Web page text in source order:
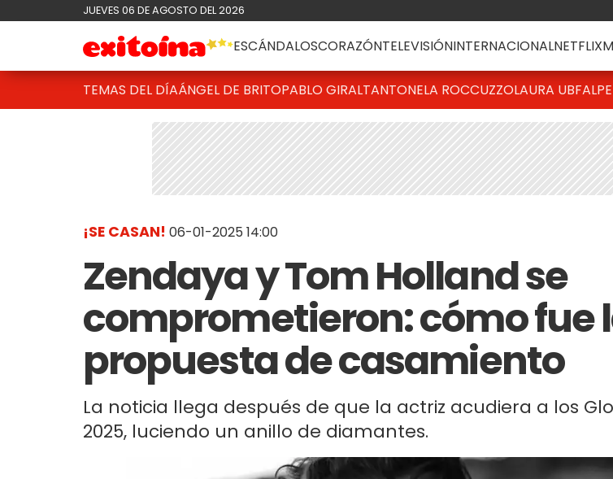
JUEVES 06 DE AGOSTO DEL 2026
ESCÁNDALOSCORAZÓNTELEVISIÓNINTERNACIONALNETFLIX
TEMAS DEL DÍAÁNGEL DE BRITOPABLO GIRALTANTONELA ROCCUZZOLAURA UBFAL
¡SE CASAN! 06-01-2025 14:00
Zendaya y Tom Holland se
comprometieron: cómo fue
propuesta de casamiento
La noticia llega después de que la actriz acudiera a los
2025, luciendo un anillo de diamantes.